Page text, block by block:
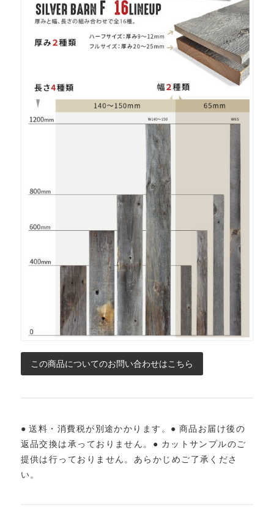
● 送料・消費税が別途かかります。● 商品お届け後の
返品交換は承っておりません。● カットサンプルのご
提供は行っておりません。あらかじめご了承くださ
い。